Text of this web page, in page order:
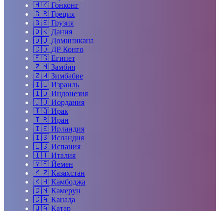
🇭🇰 Гонконг
🇬🇷 Греция
🇬🇪 Грузия
🇩🇰 Дания
🇩🇴 Доминикана
🇨🇩 ДР Конго
🇪🇬 Египет
🇿🇲 Замбия
🇿🇼 Зимбабве
🇮🇱 Израиль
🇮🇩 Индонезия
🇯🇴 Иордания
🇮🇶 Ирак
🇮🇷 Иран
🇮🇪 Ирландия
🇮🇸 Исландия
🇪🇸 Испания
🇮🇹 Италия
🇾🇪 Йемен
🇰🇿 Казахстан
🇰🇭 Камбоджа
🇨🇲 Камерун
🇨🇦 Канада
🇶🇦 Катар